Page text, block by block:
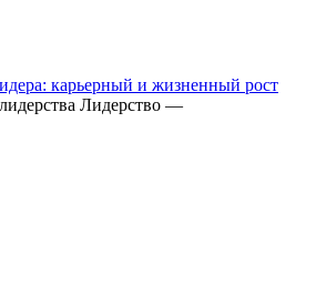
карьерный и жизненный рост
Лидерство —